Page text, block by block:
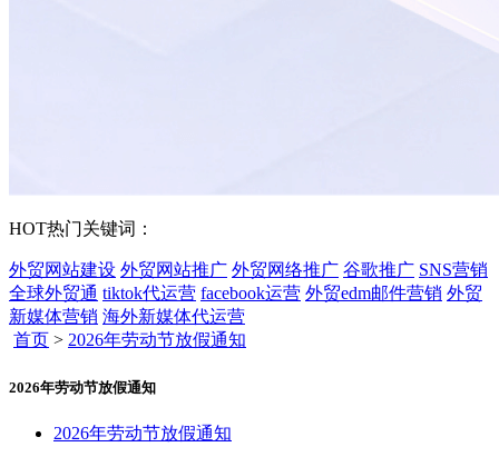
HOT热门关键词：
外贸网站建设 外贸网站推广 外贸网络推广 谷歌推广 SNS营销
全球外贸通 tiktok代运营 facebook运营 外贸edm邮件营销 外贸
新媒体营销 海外新媒体代运营
首页 > 2026年劳动节放假通知
2026年劳动节放假通知
2026年劳动节放假通知